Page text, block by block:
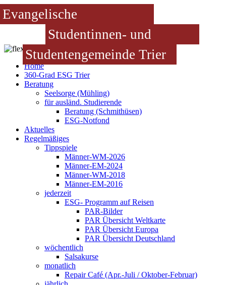
Evangelische
Studentinnen- und
Studentengemeinde Trier
Home
360-Grad ESG Trier
Beratung
Seelsorge (Mühling)
für ausländ. Studierende
Beratung (Schmithüsen)
ESG-Notfond
Aktuelles
Regelmäßiges
Tippspiele
Männer-WM-2026
Männer-EM-2024
Männer-WM-2018
Männer-EM-2016
jederzeit
ESG- Programm auf Reisen
PAR-Bilder
PAR Übersicht Weltkarte
PAR Übersicht Europa
PAR Übersicht Deutschland
wöchentlich
Salsakurse
monatlich
Repair Café (Apr.-Juli / Oktober-Februar)